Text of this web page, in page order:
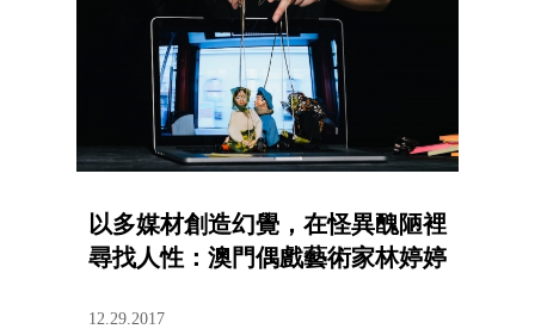
以多媒材創造幻覺，在怪異醜陋裡
尋找人性：澳門偶戲藝術家林婷婷
12.29.2017